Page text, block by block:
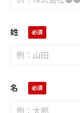
姓
名